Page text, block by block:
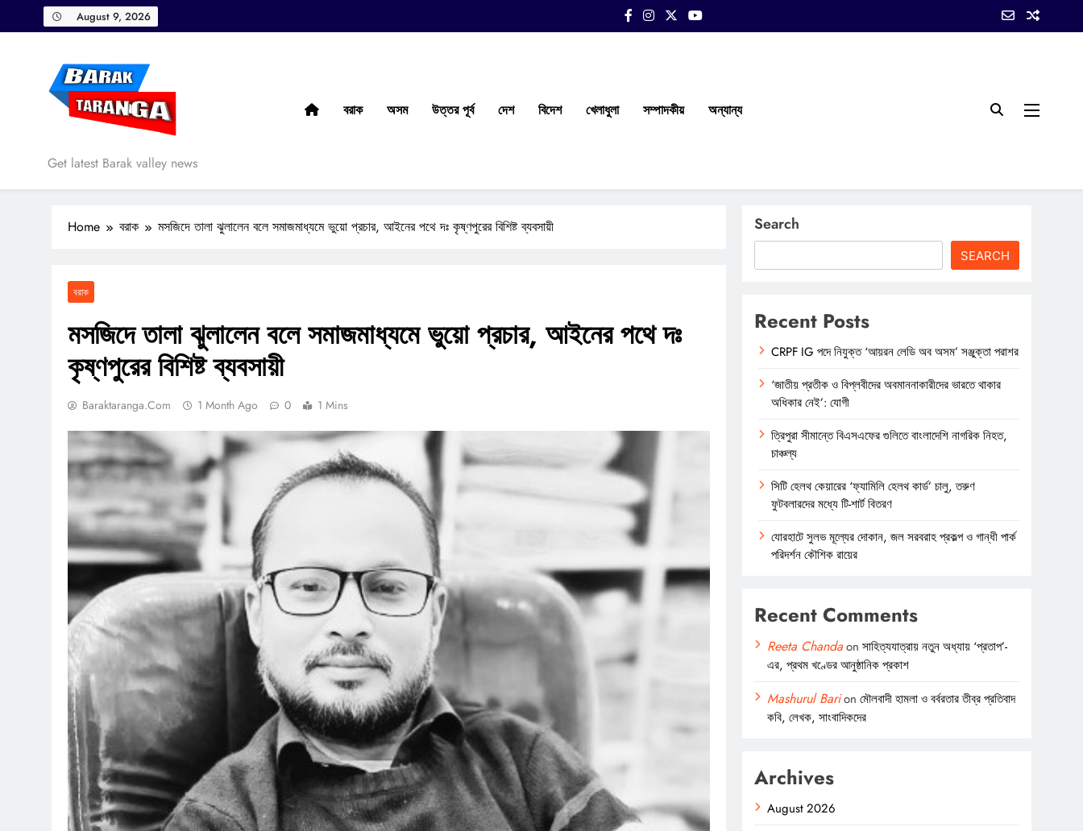
to
August 9, 2026
Barak Taranga
Get latest Barak valley news
বরাক অসম উত্তর পূর্ব দেশ বিদেশ খেলাধুলা সম্পাদকীয় অন্যান্য
Home বরাক মসজিদে তালা ঝুলালেন বলে সমাজমাধ্যমে ভুয়ো প্রচার, আইনের পথে দঃ কৃষ্ণপুরের বিশিষ্ট ব্যবসায়ী
বরাক
মসজিদে তালা ঝুলালেন বলে সমাজমাধ্যমে ভুয়ো প্রচার, আইনের পথে দঃ
কৃষ্ণপুরের বিশিষ্ট ব্যবসায়ী
Baraktaranga.com 1 Month Ago 0 1 Mins
Search
SEARCH
Recent Posts
CRPF IG পদে নিযুক্ত ‘আয়রন লেডি অব অসম’ সঞ্জুক্তা পরাশর
‘জাতীয় প্রতীক ও বিপ্লবীদের অবমাননাকারীদের ভারতে থাকার
অধিকার নেই’: যোগী
ত্রিপুরা সীমান্তে বিএসএফের গুলিতে বাংলাদেশি নাগরিক নিহত,
চাঞ্চল্য
সিটি হেলথ কেয়ারের ‘ফ্যামিলি হেলথ কার্ড’ চালু, তরুণ
ফুটবলারদের মধ্যে টি-শার্ট বিতরণ
যোরহাটে সুলভ মূল্যের দোকান, জল সরবরাহ প্রকল্প ও গান্ধী পার্ক
পরিদর্শন কৌশিক রায়ের
Recent Comments
Reeta Chandaonসাহিত্যযাত্রায় নতুন অধ্যায় ‘প্রতাপ’-
এর, প্রথম খণ্ডের আনুষ্ঠানিক প্রকাশ
Mashurul Barionমৌলবাদী হামলা ও বর্বরতার তীব্র প্রতিবাদ
কবি, লেখক, সাংবাদিকদের
Archives
August 2026